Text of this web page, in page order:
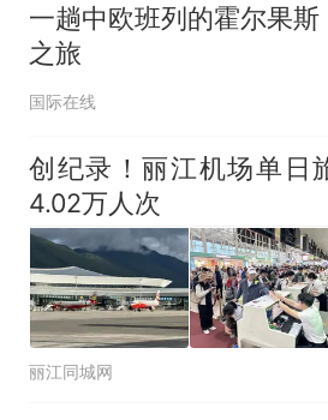
一趟中欧班列的霍尔果斯
之旅
国际在线
创纪录！丽江机场单日
4.02万人次
丽江同城网